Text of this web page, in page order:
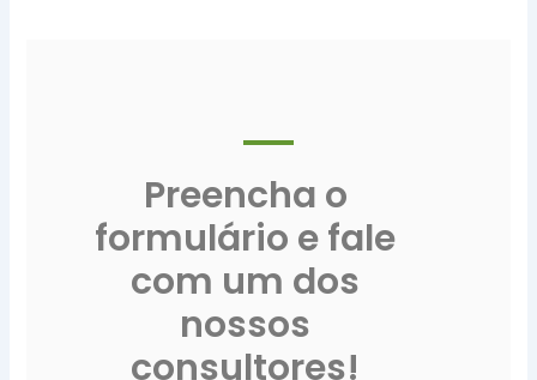
Preencha o
formulário e fale
com um dos
nossos
consultores!